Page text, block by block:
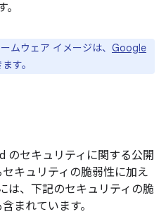
ムウェア イメージは、 Google
す。
のセキュリティに関する公開
キュリティの脆弱性に加え
は、下記のセキュリティの脆
まれています。